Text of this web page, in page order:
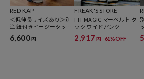
スタート。180年以上の長い歴史の中で培っ
の良いデザインと機能性が世界で愛されてい
RED KAP
＜低伸長サイズあり＞別
注 紐付きイージータック
パンツ/タックデニム
6,600円
FREAK'S STORE
FIT MAGIC マーベルト タ
ック ワイドパンツ
2,917 円 61%OFF